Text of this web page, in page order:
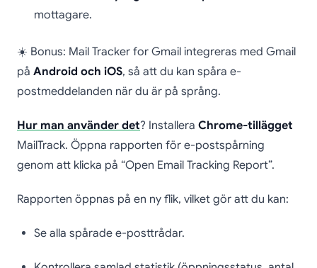
mottagare.
☀️ Bonus: Mail Tracker for Gmail integreras med Gmail
på Android och iOS, så att du kan spåra e-
postmeddelanden när du är på språng.
Hur man använder det? Installera Chrome-tillägget
MailTrack. Öppna rapporten för e-postspårning
genom att klicka på “Open Email Tracking Report”.
Rapporten öppnas på en ny flik, vilket gör att du kan:
Se alla spårade e-posttrådar.